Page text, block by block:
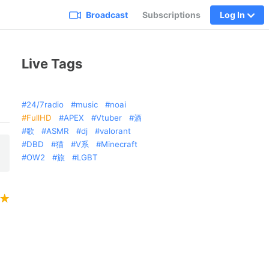
Broadcast Subscriptions Log In
Live Tags
24/7radio music
noai
FullHD
APEX Vtuber
酒
歌
ASMR dj
valorant
DBD
猫 V系
Minecraft
OW2
旅 LGBT